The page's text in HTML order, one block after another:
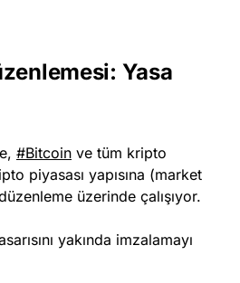
Yasa
#Bitcoin ve tüm kripto
piyasası yapısına (market
üzerinde çalışıyor.
yakında imzalamayı